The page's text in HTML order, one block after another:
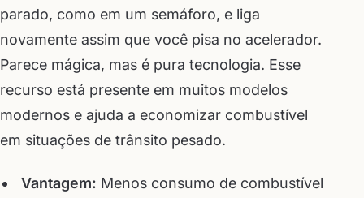
parado, como em um semáforo, e liga
novamente assim que você pisa no acelerador.
Parece mágica, mas é pura tecnologia. Esse
recurso está presente em muitos modelos
modernos e ajuda a economizar combustível
em situações de trânsito pesado.
Vantagem: Menos consumo de combustível